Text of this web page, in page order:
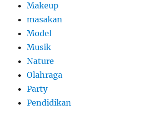
Makeup
masakan
Model
Musik
Nature
Olahraga
Party
Pendidikan